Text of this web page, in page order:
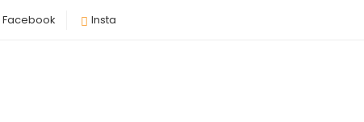
Facebook Insta